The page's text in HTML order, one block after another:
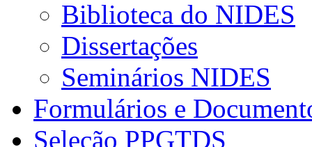
Biblioteca do NIDES
Dissertações
Seminários NIDES
Formulários e
Seleção PPGTDS